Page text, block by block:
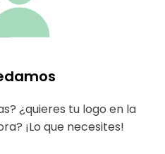
¿quieres tu logo en la
¡Lo que necesites!